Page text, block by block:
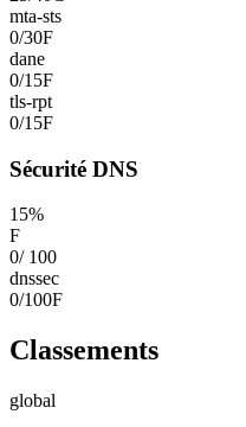
mta-sts
0/30F
dane
0/15F
tls-rpt
0/15F
Sécurité DNS
15%
F
0/ 100
dnssec
0/100F
Classements
global